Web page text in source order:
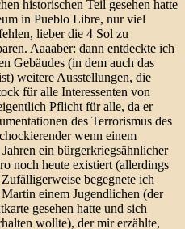
historischen Teil gesehen hatte
in Pueblo Libre, nur viel
lieber die 4 Sol zu
Aaaaber: dann entdeckte ich
Gebäudes (in dem auch das
weitere Ausstellungen, die
für alle Interessenten von
Pflicht für alle, da er
des Terrorismus des
wenn einem
ein bürgerkriegsähnlicher
noch heute existiert (allerdings
begegnete ich
einem Jugendlichen (der
gesehen hatte und sich
wollte), der mir erzählte,